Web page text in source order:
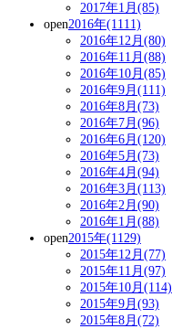
2017年1月(85)
open2016年(1111)
2016年12月(80)
2016年11月(88)
2016年10月(85)
2016年9月(111)
2016年8月(73)
2016年7月(96)
2016年6月(120)
2016年5月(73)
2016年4月(94)
2016年3月(113)
2016年2月(90)
2016年1月(88)
open2015年(1129)
2015年12月(77)
2015年11月(97)
2015年10月(114)
2015年9月(93)
2015年8月(72)